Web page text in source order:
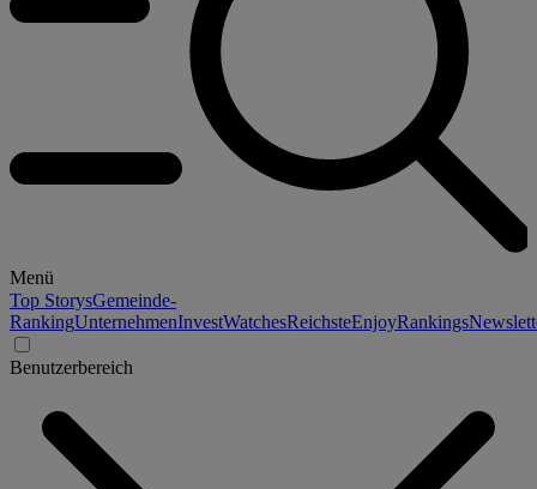
Menü
Top StorysGemeinde-
RankingUnternehmenInvestWatchesReichsteEnjoyRankings
Benutzerbereich